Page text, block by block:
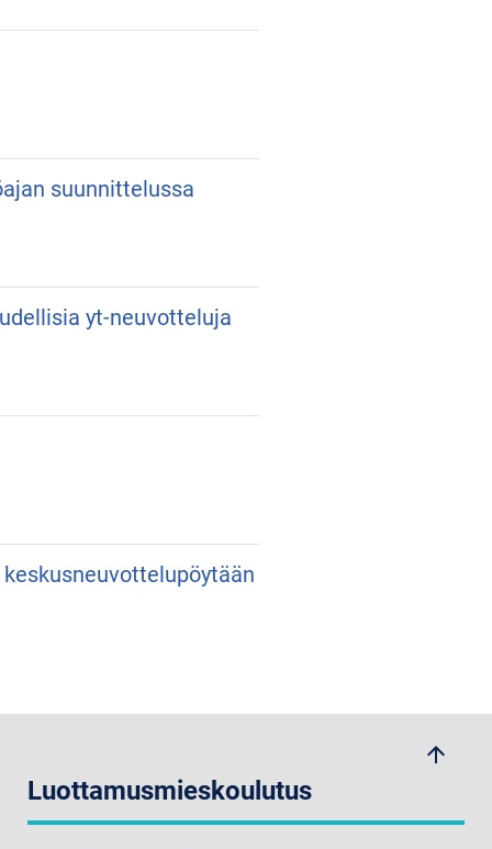
suunnittelussa
yt-neuvotteluja
arrow_upwards
Luottamusmieskoulutus